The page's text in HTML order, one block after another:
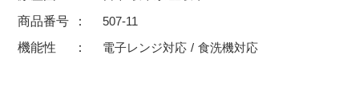
ブランド・窯名・作家名
商品番号
507-11
機能性
電子レンジ対応 食洗機対応